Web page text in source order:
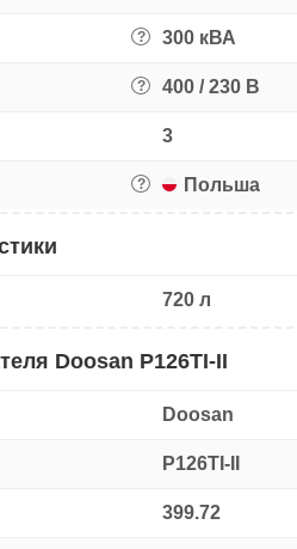
? 300 кВА
? 400 / 230 В
3
? Польша
720 л
Doosan P126TI-II
Doosan
P126TI-II
399.72